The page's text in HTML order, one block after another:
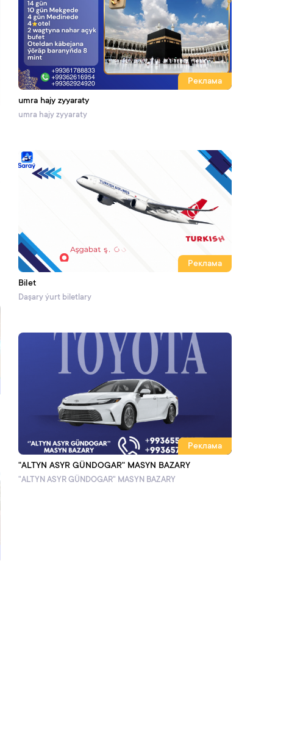
Реклама
umra hajy zyyaraty
umra hajy zyyaraty
Реклама
Bilet
Daşary ýurt biletlary
Реклама
"ALTYN ASYR GÜNDOGAR" MASYN BAZARY
"ALTYN ASYR GÜNDOGAR" MASYN BAZARY